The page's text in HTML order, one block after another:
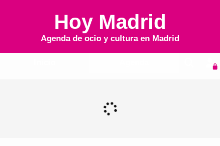
Hoy Madrid
Agenda de ocio y cultura en Madrid